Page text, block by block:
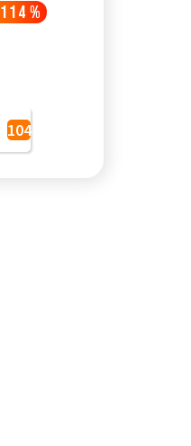
114 %
104